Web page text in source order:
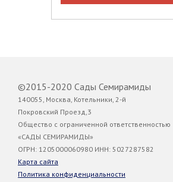
©2015-2020 Сады Семирамиды
140055, Москва, Котельники, 2-й
Покровский Проезд,3
Общество с ограниченной ответственностью
«САДЫ СЕМИРАМИДЫ»
ОГРН: 1205000060980 ИНН: 5027287582
Карта сайта
Политика конфиденциальности